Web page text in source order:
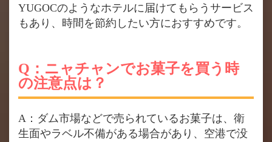
YUGOCのようなホテルに届けてもらうサービス
もあり、時間を節約したい方におすすめです。
Q：ニャチャンでお菓子を買う時
の注意点は？
A：ダム市場などで売られているお菓子は、衛
生面やラベル不備がある場合があり、空港で没